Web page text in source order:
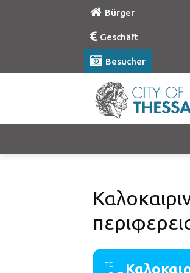
Bürger
Geschäft
Besucher
ΤΕ